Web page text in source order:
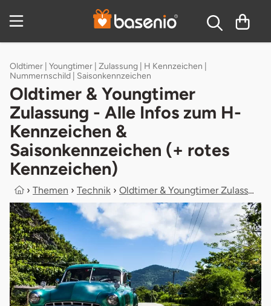
Inhaltsverzeichnis
Oldtimer | Youngtimer | Zulassung | H Kennzeichen |
Nummernschild | Saisonkennzeichen
Oldtimer & Youngtimer
Zulassung - Alle Infos zum H-
Kennzeichen &
Saisonkennzeichen (+ rotes
Kennzeichen)
› Themen › Technik › Oldtimer & Youngtimer Zulassung - A...